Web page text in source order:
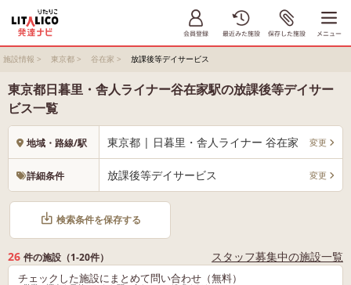
施設情報 > 東京都 > 谷在家 > 放課後等デイサービス
東京都日暮里・舎人ライナー谷在家駅の放課後等デイサー
ビス一覧
地域・路線/駅 東京都 | 日暮里・舎人ライナー 谷在家 変更
詳細条件 放課後等デイサービス 変更
検索条件を保存する
26 件の施設（1-20件） スタッフ募集中の施設一覧
チェックした施設にまとめて問い合わせ（無料）